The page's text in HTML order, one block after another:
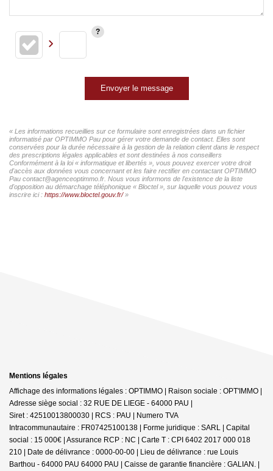
Envoyer le message
« Les informations recueillies sur ce formulaire sont enregistrées dans un fichier
informatisé par OPTIMMO Pau pour gérer votre demande de contact. Elles sont
conservées pour la durée nécessaire à la gestion de la relation client dans le respect
des prescriptions légales applicables et sont destinées à nos conseillers
Conformément à la loi « informatique et libertés », vous pouvez exercer votre droit
d'accès aux données vous concernant et les faire rectifier en contactant OPTIMMO
Pau contact@agenceoptimmo.fr. Nous vous informons de l'existence de la liste
d'opposition au démarchage téléphonique « Bloctel », sur laquelle vous pouvez vous
inscrire ici : https://www.bloctel.gouv.fr/»
Mentions légales
Affichage des informations légales : OPTIMMO | Raison sociale : OPT'IMMO |
Adresse siège social : 32 RUE DE LIEGE - 64000 PAU |
Siret : 42510013800030 | RCS : PAU | Numero TVA
Intracommunautaire : FR07425100138 | Forme juridique : SARL | Capital
social : 15 000€ | Assurance RCP : NC | Carte T : CPI 6402 2017 000 018
210 | Date de délivrance : 0000-00-00 | Lieu de délivrance : rue Louis
Barthou - 64000 PAU 64000 PAU | Caisse de garantie financière : GALIAN. |